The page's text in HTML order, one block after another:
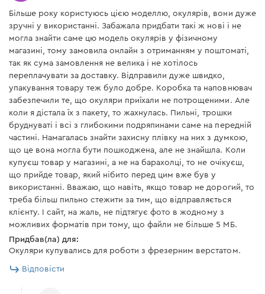
Більше року користуюсь цією моделлю, окулярів, вони дуже
зручні у використанні. Забажала придбати такі ж нові і не
могла знайти саме цю модель окулярів у фізичному
магазині, тому замовила онлайн з отриманням у поштоматі,
так як сума замовлення не велика і не хотілось
переплачувати за доставку. Відправили дуже швидко,
упакування товару теж було добре. Коробка та наповнювач
забезпечили те, що окуляри приїхали не потрощеними. Але
коли я дістала їх з пакету, то жахнулась. Пильні, трошки
бруднуваті і всі з глибокими подряпинами саме на передній
частині. Намагалась знайти захисну плівку на них з думкою,
що це вона могла бути пошкоджена, але не знайшла. Коли
купуєш товар у магазині, а не на барахолці, то не очікуєш,
що прийде товар, який нібито перед цим вже був у
використанні. Вважаю, що навіть, якщо товар не дорогий, то
треба більш пильно стежити за тим, що відправляється
клієнту. І сайт, на жаль, не підтягує фото в жодному з
можливих форматів при тому, що файли не більше 5 МБ.
Придбав(ла) для:
Окуляри купувались для роботи з фрезерним верстатом.
Відповісти